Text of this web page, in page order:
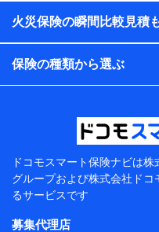
各種セミナーの開催のため
コンサルティングサービ
アンケートやキャンペー
上記に係る案内・手続き
当該個人データを取り
東京都千代田区永田町2
株式会社NTTドコモ
東京都中央区日本橋人
火災保険の瞬間比較見積
保険の種類から選ぶ
ドコモスマート保険ナビは株
グループおよび株式会社ドコ
るサービスです
募集代理店